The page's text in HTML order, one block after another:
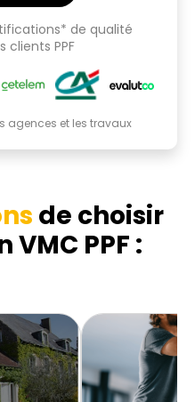
de qualité
clients PPF
agences et les travaux
de choisir
PPF :